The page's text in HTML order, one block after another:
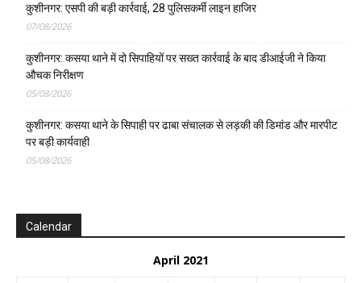
कुशीनगर: एसपी की बड़ी कार्रवाई, 28 पुलिसकर्मी लाइन हाजिर
07/08/2026
कुशीनगर: कसया थाने में दो सिपाहियों पर सख्त कार्रवाई के बाद डीआईजी ने किया
औचक निरीक्षण
05/08/2026
कुशीनगर: कसया थाने के सिपाही पर ढाबा संचालक से लड़की की डिमांड और मारपीट
पर बड़ी कार्यवाही
05/08/2026
Calendar
April 2021